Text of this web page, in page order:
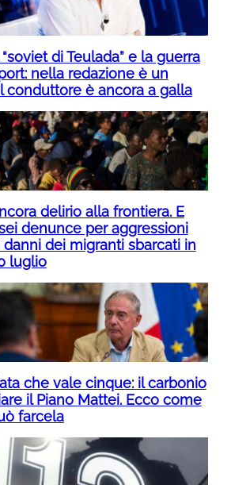
di Teulada” e la guerra
nella redazione è un
conduttore è ancora a galla
delirio alla frontiera. E
denunce per aggressioni
danni dei migranti sbarcati in
luglio
che vale cinque: il carbonio
il Piano Mattei. Ecco come
farcela